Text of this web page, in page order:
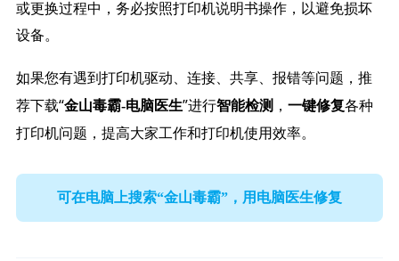
或更换过程中，务必按照打印机说明书操作，以避免损坏
设备。
如果您有遇到打印机驱动、连接、共享、报错等问题，推
荐下载“金山毒霸-电脑医生”进行智能检测， 一键修复各种
打印机问题，提高大家工作和打印机使用效率。
可在电脑上搜索“金山毒霸”，用电脑医生修复